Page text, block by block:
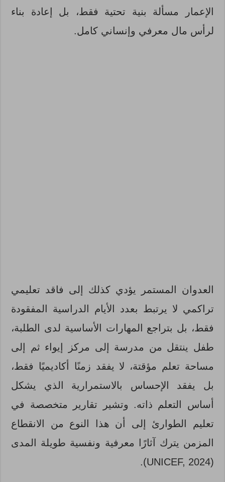
الإعمار مسألة بنية تحتية فقط، بل إعادة بناء
لرأس مال معرفي وإنساني كامل.
العدوان المستمر يؤدي كذلك إلى فاقد تعليمي
تراكمي لا يرتبط بعدد الأيام الدراسية المفقودة
فقط، بل بتراجع المهارات الأساسية لدى الطلبة،
طفل ينتقل من مدرسة إلى مركز إيواء ثم إلى
مساحة تعلم مؤقتة، لا يفقد زمنًا أكاديميًا فقط،
بل يفقد الإحساس بالاستمرارية الذي يشكل
أساس التعلم ذاته. وتشير تقارير متخصصة في
تعليم الطوارئ إلى أن هذا النوع من الانقطاع
المزمن يترك آثارًا معرفية ونفسية طويلة المدى
(UNICEF, 2024).